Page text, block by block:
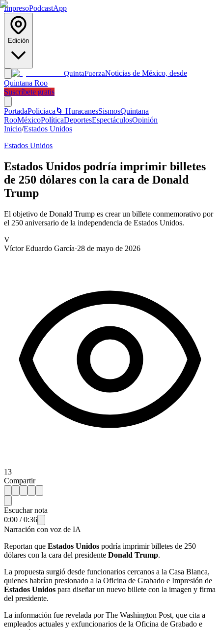
ImpresoPodcastApp
Edición
QuintaFuerzaNoticias de México, desde
Quintana Roo
Suscríbete gratis
PortadaPoliciaca 🌀 HuracanesSismosQuintana
RooMéxicoPolíticaDeportesEspectáculosOpinión
Inicio/Estados Unidos
Estados Unidos
Estados Unidos podría imprimir billetes
de 250 dólares con la cara de Donald
Trump
El objetivo de Donald Trump es crear un billete conmemorativo por
el 250 aniversario de la independencia de Estados Unidos.
V
Víctor Eduardo García·28 de mayo de 2026
13
Compartir
Escuchar nota
0:00 /0:36
Narración con voz de IA
Reportan que Estados Unidos podría imprimir billetes de 250
dólares con la cara del presidente Donald Trump.
La propuesta surgió desde funcionarios cercanos a la Casa Blanca,
quienes habrían presionado a la Oficina de Grabado e Impresión de
Estados Unidos para diseñar un nuevo billete con la imagen y firma
del presidente.
La información fue revelada por The Washington Post, que cita a
empleados actuales y exfuncionarios de la Oficina de Grabado e